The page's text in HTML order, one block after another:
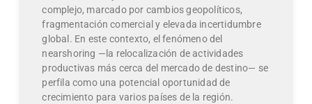
complejo, marcado por cambios geopolíticos,
fragmentación comercial y elevada incertidumbre
global. En este contexto, el fenómeno del
nearshoring —la relocalización de actividades
productivas más cerca del mercado de destino— se
perfila como una potencial oportunidad de
crecimiento para varios países de la región.